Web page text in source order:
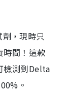
，現時只
時間！這款
檢測到Delta
。